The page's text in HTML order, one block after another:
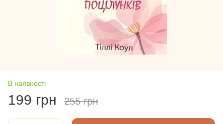
В наявності
199 грн 255 грн